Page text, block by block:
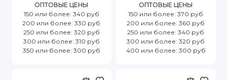
ОПТОВЫЕ ЦЕНЫ
150 или более: 340 руб
200 или более: 330 руб
250 или более: 320 руб
300 или более: 310 руб
350 или более: 300 руб
ОПТОВЫЕ ЦЕНЫ
150 или более: 370 руб
200 или более: 360 руб
250 или более: 340 руб
300 или более: 320 руб
400 или более: 300 руб